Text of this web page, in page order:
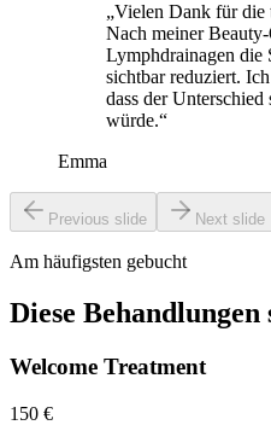
„Vielen Dank für die
Nach meiner
Lymphdrainagen die
sichtbar reduziert.
dass der Unterschied
würde.“
Emma
Previous slide Next slide
Am häufigsten gebucht
Diese
Welcome Treatment
150 €